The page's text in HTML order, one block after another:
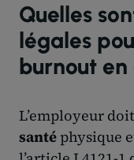
Quelles
légales
burnout
L’employeur
santé physique